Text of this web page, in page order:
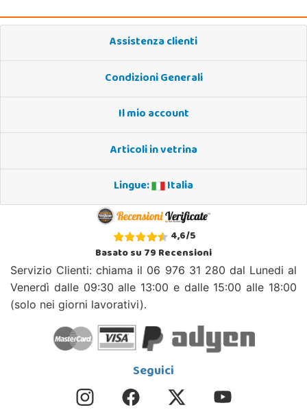
Assistenza clienti
Condizioni Generali
Il mio account
Articoli in vetrina
Lingue:
Italia
4,6/5
Basato su79Recensioni
Servizio Clienti: chiama il 06 976 31 280 dal Lunedi al
Venerdì dalle 09:30 alle 13:00 e dalle 15:00 alle 18:00
(solo nei giorni lavorativi).
Seguici